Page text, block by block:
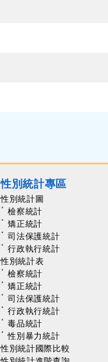
性別統計專區
性別統計圖
檢察統計
矯正統計
司法保護統計
行政執行統計
性別統計表
檢察統計
矯正統計
司法保護統計
行政執行統計
毒品統計
性別暴力統計
性別統計國際比較